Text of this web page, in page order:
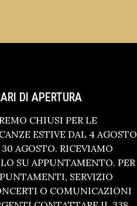
DI APERTURA
CHIUSI PER LE
ESTIVE DAL 4 AGOSTO
AGOSTO. RICEVIAMO
SU APPUNTAMENTO. PER
SERVIZIO
O COMUNICAZIONI